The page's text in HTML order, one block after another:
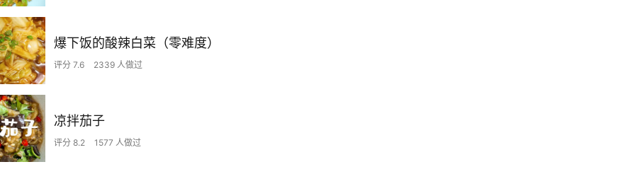
爆下饭的酸辣白菜（零难度）
评分 7.6 2339 人做过
凉拌茄子
评分 8.2 1577 人做过